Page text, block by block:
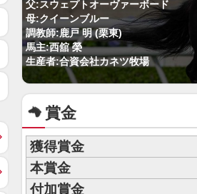
父:スウェプトオーヴァーボード
母:クイーンブルー
調教師:鹿戸 明 (栗東)
馬主:西舘 榮
生産者:合資会社カネツ牧場
賞金
獲得賞金
本賞金
付加賞金